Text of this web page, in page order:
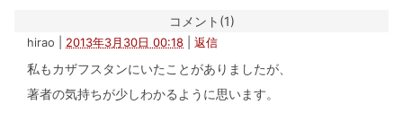
コメント(1)
hirao 2013年3月30日 00:18 返信
私もカザフスタンにいたことがありましたが、
著者の気持ちが少しわかるように思います。